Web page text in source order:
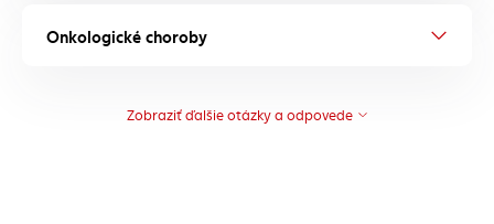
Onkologické choroby
Zobraziť ďalšie otázky a odpovede